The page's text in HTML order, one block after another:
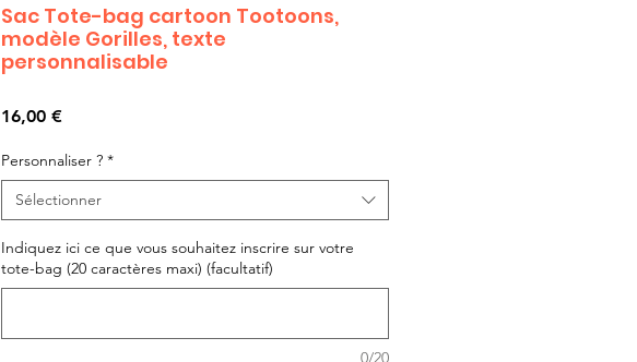
Sac Tote-bag cartoon Tootoons,
modèle Gorilles, texte
personnalisable
16,00 €Prix
Personnaliser ? *
Sélectionner
Indiquez ici ce que vous souhaitez inscrire sur votre
tote-bag (20 caractères maxi) (facultatif)
0/20